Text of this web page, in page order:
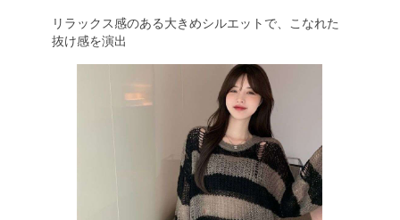
リラックス感のある大きめシルエットで、こなれた
抜け感を演出